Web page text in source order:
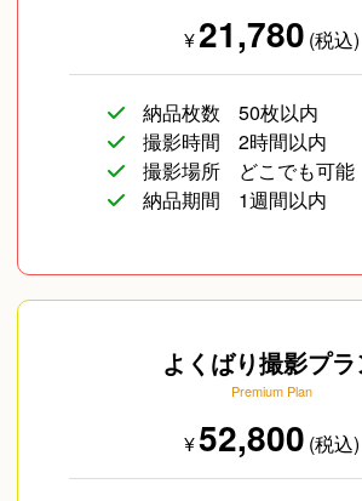
¥21,780 (税込)
納品枚数
50枚以内
撮影時間
2時間以内
撮影場所
どこでも可能
納品期間
1週間以内
よくばり撮影プラ
Premium Plan
¥52,800 (税込)